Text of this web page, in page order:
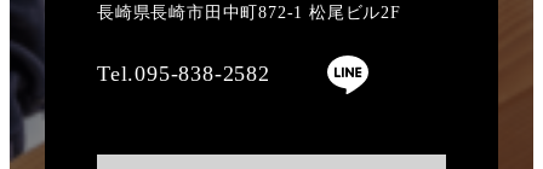
長崎県長崎市田中町872-1 松尾ビル2F
Tel.095-838-2582